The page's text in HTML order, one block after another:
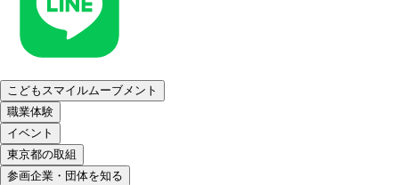
こどもスマイルムーブメント
職業体験
イベント
東京都の取組
参画企業・団体を知る